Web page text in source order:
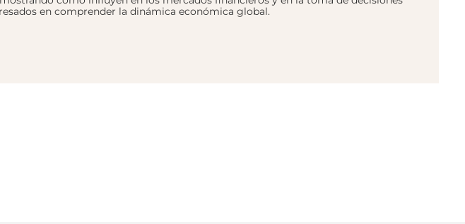
en comprender la dinámica económica global.